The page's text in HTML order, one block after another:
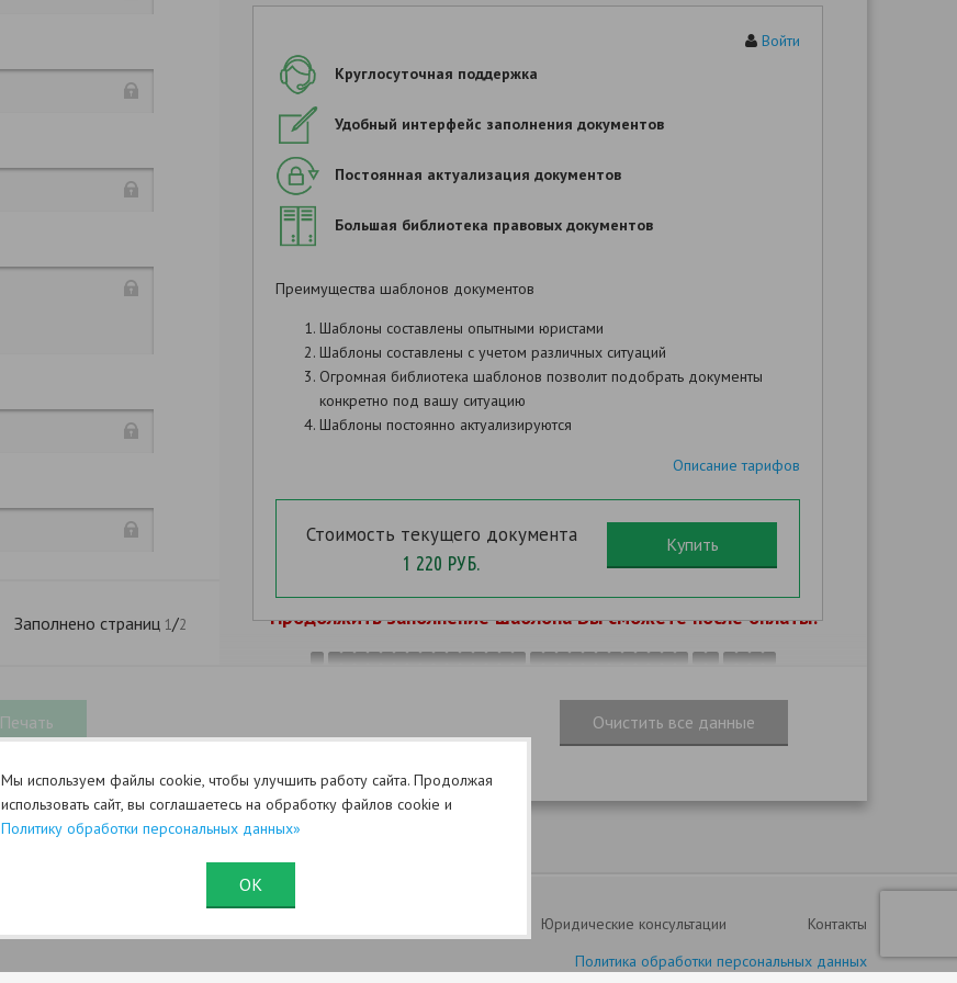
Заполнено страниц 1/2
Истец:
телефон:
граждане и юридические лица могут
Ответчик:
адрес:
,
Дело N
Продолжить заполнение шаблона Вы сможете после оплаты!
.
. 215,216
:
Войти
Круглосуточная поддержка
Удобный интерфейс заполнения документов
Постоянная актуализация документов
Большая библиотека правовых документов
Преимущества шаблонов документов
Шаблоны составлены опытными юристами
Шаблоны составлены с учетом различных ситуаций
Огромная библиотека шаблонов позволит подобрать документы
конкретно под вашу ситуацию
Шаблоны постоянно актуализируются
Описание тарифов
Стоимость текущего документа
1 220 РУБ.
Юридические консультации
Контакты
Политика обработки персональных данных
Мы используем файлы cookie, чтобы улучшить работу сайта. Продолжая
использовать сайт, вы соглашаетесь на обработку файлов cookie и
Политику обработки персональных данных»
ОК